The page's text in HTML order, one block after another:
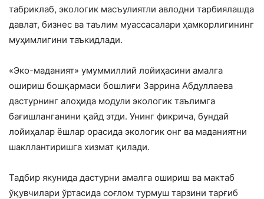
табриклаб, экологик масъулиятли авлодни тарбиялашда
давлат, бизнес ва таълим муассасалари ҳамкорлигининг
муҳимлигини таъкидлади.
«Эко-маданият» умуммиллий лойиҳасини амалга
ошириш бошқармаси бошлиғи Заррина Абдуллаева
дастурнинг алоҳида модули экологик таълимга
бағишланганини қайд этди. Унинг фикрича, бундай
лойиҳалар ёшлар орасида экологик онг ва маданиятни
шакллантиришга хизмат қилади.
Тадбир якунида дастурни амалга ошириш ва мактаб
ўқувчилари ўртасида соғлом турмуш тарзини тарғиб